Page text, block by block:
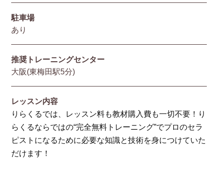
駐⾞場
あり
推奨トレーニングセンター
大阪(東梅田駅5分)
レッスン内容
りらくるでは、レッスン料も教材購入費も一切不要！り
らくるならではの“完全無料トレーニング”でプロのセラ
ピストになるために必要な知識と技術を身につけていた
だけます！